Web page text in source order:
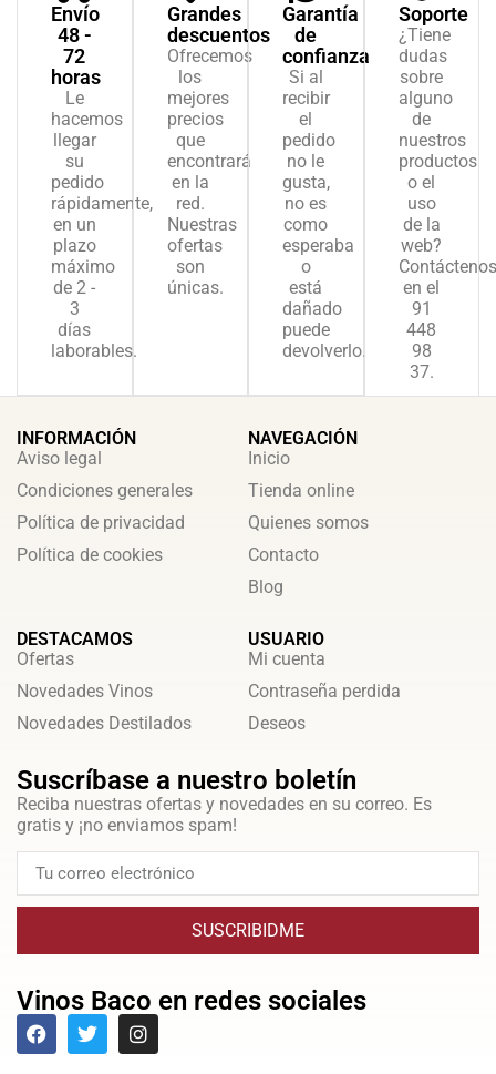
Envío
48 -
72
horas
Le
hacemos
llegar
su
pedido
rápidamente,
en un
plazo
máximo
de 2 -
3
días
laborables.
Grandes
descuentos
Ofrecemos
los
mejores
precios
que
encontrará
en la
red.
Nuestras
ofertas
son
únicas.
Garantía
de
confianza
Si al
recibir
el
pedido
no le
gusta,
no es
como
esperaba
o
está
dañado
puede
devolverlo.
Soporte
¿Tiene
dudas
sobre
alguno
de
nuestros
productos
o el
uso
de la
web?
Contáctenos
en el
91
448
98
37.
INFORMACIÓN
Aviso legal
Condiciones generales
Política de privacidad
Política de cookies
NAVEGACIÓN
Inicio
Tienda online
Quienes somos
Contacto
Blog
DESTACAMOS
Ofertas
Novedades Vinos
Novedades Destilados
USUARIO
Mi cuenta
Contraseña perdida
Deseos
Suscríbase a nuestro boletín
Reciba nuestras ofertas y novedades en su correo. Es
gratis y ¡no enviamos spam!
SUSCRIBIDME
Vinos Baco en redes sociales